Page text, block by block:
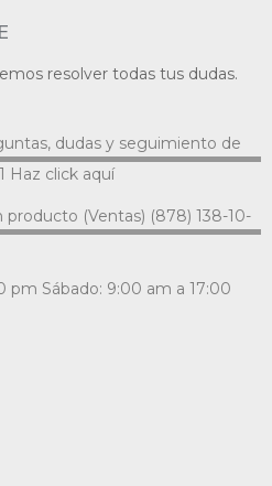
resolver todas tus dudas.
dudas y seguimiento de
Haz click aquí
(Ventas) (878) 138-10-
pm Sábado: 9:00 am a 17:00